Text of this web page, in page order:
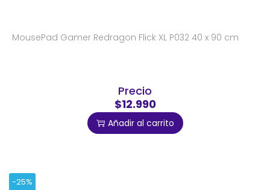
MousePad Gamer Redragon Flick XL P032 40 x 90 cm
Precio
$12.990
Añadir al carrito
-25%